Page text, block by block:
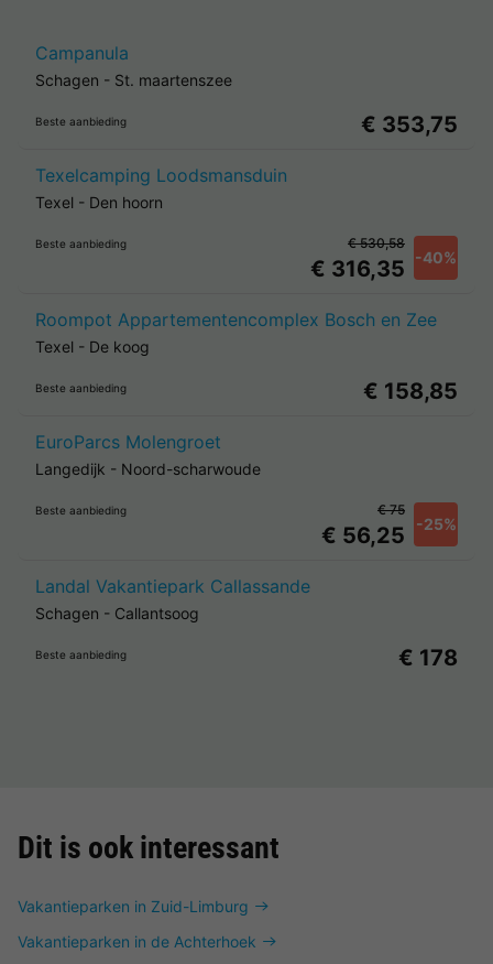
Campanula
Schagen - St. maartenszee
Beste aanbieding € 353,75
Texelcamping Loodsmansduin
Texel - Den hoorn
Beste aanbieding
€ 316,35 -40%
€ 530,58
Roompot Appartementencomplex Bosch en Zee
Texel - De koog
Beste aanbieding € 158,85
EuroParcs Molengroet
Langedijk - Noord-scharwoude
Beste aanbieding
€ 56,25 -25%
€ 75
Landal Vakantiepark Callassande
Schagen - Callantsoog
Beste aanbieding € 178
Dit is ook interessant
Vakantieparken in Zuid-Limburg
Vakantieparken in de Achterhoek